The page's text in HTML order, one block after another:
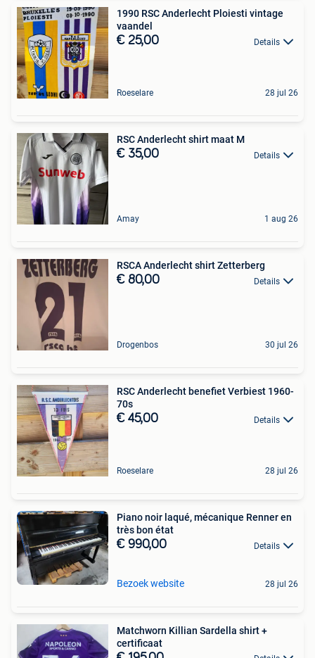
1990 RSC Anderlecht Ploiesti vintage
vaandel
€ 25,00 Details
Roeselare 28 jul 26
RSC Anderlecht shirt maat M
€ 35,00 Details
Amay 1 aug 26
RSCA Anderlecht shirt Zetterberg
€ 80,00 Details
Drogenbos 30 jul 26
RSC Anderlecht benefiet Verbiest 1960-
70s
€ 45,00 Details
Roeselare 28 jul 26
Piano noir laqué, mécanique Renner en
très bon état
€ 990,00 Details
Bezoek website 28 jul 26
Matchworn Killian Sardella shirt +
certificaat